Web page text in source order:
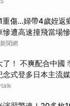
重傷…婦帶4歲姪返
慘遭高速撞飛當場
聞網
了！ 不爽配合中國
念式登多日本主流